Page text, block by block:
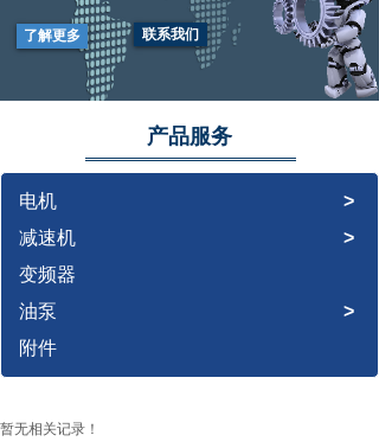
我们坚信：我
们是您可以信
任的专业的
PRODUCTS AND
HIGH QUALITY
SERVICES TO
CUSTOMERS
联系我们
了解更多
产品服务
电机
>
减速机
>
变频器
油泵
>
附件
暂无相关记录！